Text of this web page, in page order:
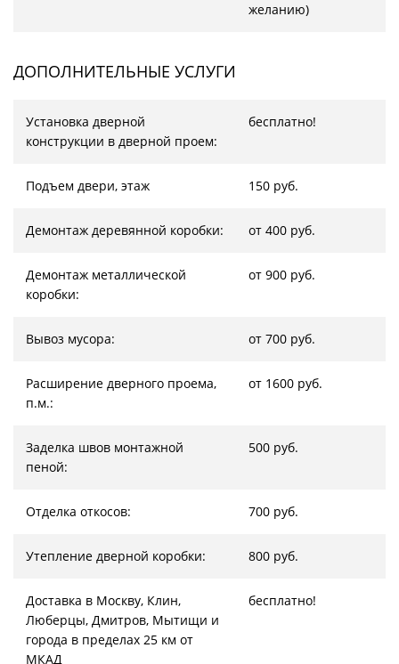
желанию)
ДОПОЛНИТЕЛЬНЫЕ УСЛУГИ
Установка дверной
конструкции в дверной проем:
бесплатно!
Подъем двери, этаж 150 руб.
Демонтаж деревянной коробки: от 400 руб.
Демонтаж металлической
коробки:
от 900 руб.
Вывоз мусора: от 700 руб.
Расширение дверного проема,
п.м.:
от 1600 руб.
Заделка швов монтажной
пеной:
500 руб.
Отделка откосов: 700 руб.
Утепление дверной коробки: 800 руб.
Доставка в Москву, Клин,
Люберцы, Дмитров, Мытищи и
города в пределах 25 км от
МКАД
бесплатно!